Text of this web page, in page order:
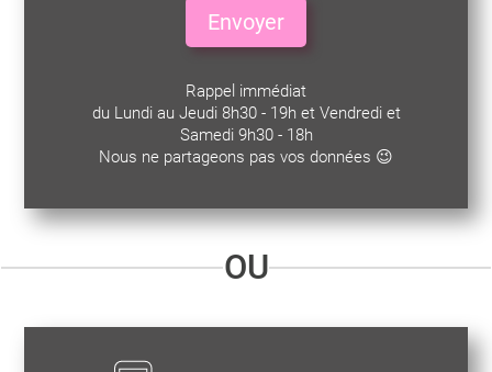
Envoyer
Rappel immédiat
du Lundi au Jeudi 8h30 - 19h et Vendredi et
Samedi 9h30 - 18h
Nous ne partageons pas vos données 😉
OU